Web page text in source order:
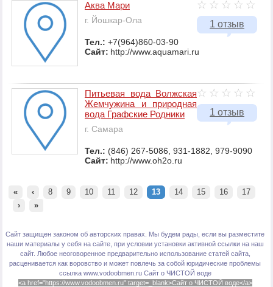
1 отзыв
Аква Мари
г. Йошкар-Ола
Тел.: +7(964)860-03-90
Сайт: http://www.aquamari.ru
1 отзыв
Питьевая вода Волжская
Жемчужина и природная
вода Графские Родники
г. Самара
Тел.: (846) 267-5086, 931-1882, 979-9090
Сайт: http://www.oh2o.ru
« ‹ 8 9 10 11 12 13 14 15 16
17
›
»
Сайт защищен законом об авторских правах. Мы будем рады, если вы разместите
наши материалы у себя на сайте, при условии установки активной ссылки на наш
сайт. Любое неоговоренное предварительно использование статей сайта,
расценивается как воровство и может повлечь за собой юридические проблемы
ссылка www.vodoobmen.ru Сайт о ЧИСТОЙ воде
<a href="https://www.vodoobmen.ru" target=_blank>Сайт о ЧИСТОЙ воде</a>